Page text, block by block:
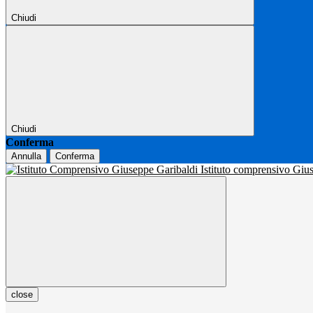
Chiudi
Chiudi
Conferma
Annulla Conferma
Istituto comprensivo
close